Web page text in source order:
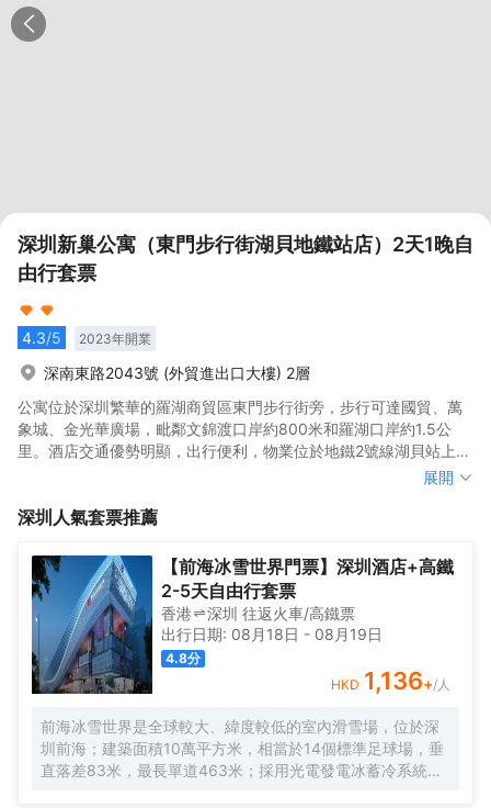
深圳新巢公寓（東門步行街湖貝地鐵站店）2天1晚自
由行套票
4.3/5 2023年開業
深南東路2043號 (外貿進出口大樓) 2層
公寓位於深圳繁華的羅湖商貿區東門步行街旁，步行可達國貿、萬
象城、金光華廣場，毗鄰文錦渡口岸約800米和羅湖口岸約1.5公
里。酒店交通優勢明顯，出行便利，物業位於地鐵2號線湖貝站上方
（D出口直行），距離深圳會展中心車程約15分鐘，休閒場所和購
不同房型，給你多重選擇；酒店配有高速光纖WiFi覆蓋，高清數字
間。是您集旅遊、娛樂、購物、商務洽談及出遊的理想下榻之處。
公寓位於深圳繁華的羅湖商貿區東門步行街旁，步行可達國貿、萬
里。酒店交通優勢明顯，出行便利，物業位於地鐵2號線湖貝站上方
物中心遍佈周邊。<br>公寓配有AI智能房、電競房、影音房等各種
不同房型，給你多重選擇；酒店配有高速光纖WiFi覆蓋，高清數字
電視，自助洗衣機，智能投屏, 公寓主打自助入住體驗，暢享私密空
間。是您集旅遊、娛樂、購物、商務洽談及出遊的理想下榻之處。
展開
深圳 人氣套票推薦
【前海冰雪世界門票】深圳酒店+高鐵
2-5天自由行套票
香港 深圳 往返火車/高鐵票
出行日期: 08月18日 - 08月19日
4.8分
HKD 1,136+/人
前海冰雪世界是全球較大、緯度較低的室內滑雪場，位於深
圳前海；建築面積10萬平方米，相當於14個標準足球場，垂
直落差83米，最長單道463米‌；採用光電發電冰蓄冷系統，